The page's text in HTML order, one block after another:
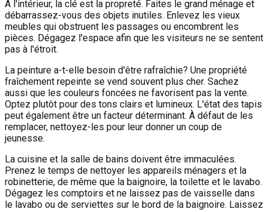
À l'intérieur, la clé est la propreté. Faites le grand ménage et
débarrassez-vous des objets inutiles. Enlevez les vieux
meubles qui obstruent les passages ou encombrent les
pièces. Dégagez l'espace afin que les visiteurs ne se sentent
pas à l'étroit.
La peinture a-t-elle besoin d'être rafraîchie? Une propriété
fraîchement repeinte se vend souvent plus cher. Sachez
aussi que les couleurs foncées ne favorisent pas la vente.
Optez plutôt pour des tons clairs et lumineux. L'état des tapis
peut également être un facteur déterminant. À défaut de les
remplacer, nettoyez-les pour leur donner un coup de
jeunesse.
La cuisine et la salle de bains doivent être immaculées.
Prenez le temps de nettoyer les appareils ménagers et la
robinetterie, de même que la baignoire, la toilette et le lavabo.
Dégagez les comptoirs et ne laissez pas de vaisselle dans
le lavabo ou de serviettes sur le bord de la baignoire. Laissez